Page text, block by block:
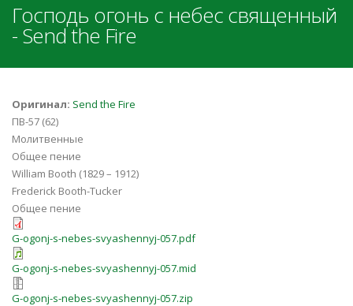
Господь огонь с небес священный
- Send the Fire
Оригинал: Send the Fire
ПВ-57 (62)
Молитвенные
Общее пение
William Booth (1829 – 1912)
Frederick Booth-Tucker
Общее пение
G-ogonj-s-nebes-svyashennyj-057.pdf
G-ogonj-s-nebes-svyashennyj-057.mid
G-ogonj-s-nebes-svyashennyj-057.zip